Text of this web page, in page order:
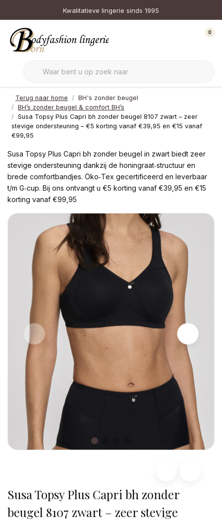
Kwalitatieve lingerie sinds 1995
0
Terug naar home
BH's zonder beugel
BH’s zonder beugel & comfort BH’s
Susa Topsy Plus Capri bh zonder beugel 8107 zwart – zeer
stevige ondersteuning – €5 korting vanaf €39,95 en €15 vanaf
€99,95
Susa Topsy Plus Capri bh zonder beugel in zwart biedt zeer
stevige ondersteuning dankzij de honingraat‑structuur en
brede comfortbandjes. Öko‑Tex gecertificeerd en leverbaar
t/m G‑cup. Bij ons ontvangt u €5 korting vanaf €39,95 en €15
korting vanaf €99,95
Susa Topsy Plus Capri bh zonder
beugel 8107 zwart – zeer stevige